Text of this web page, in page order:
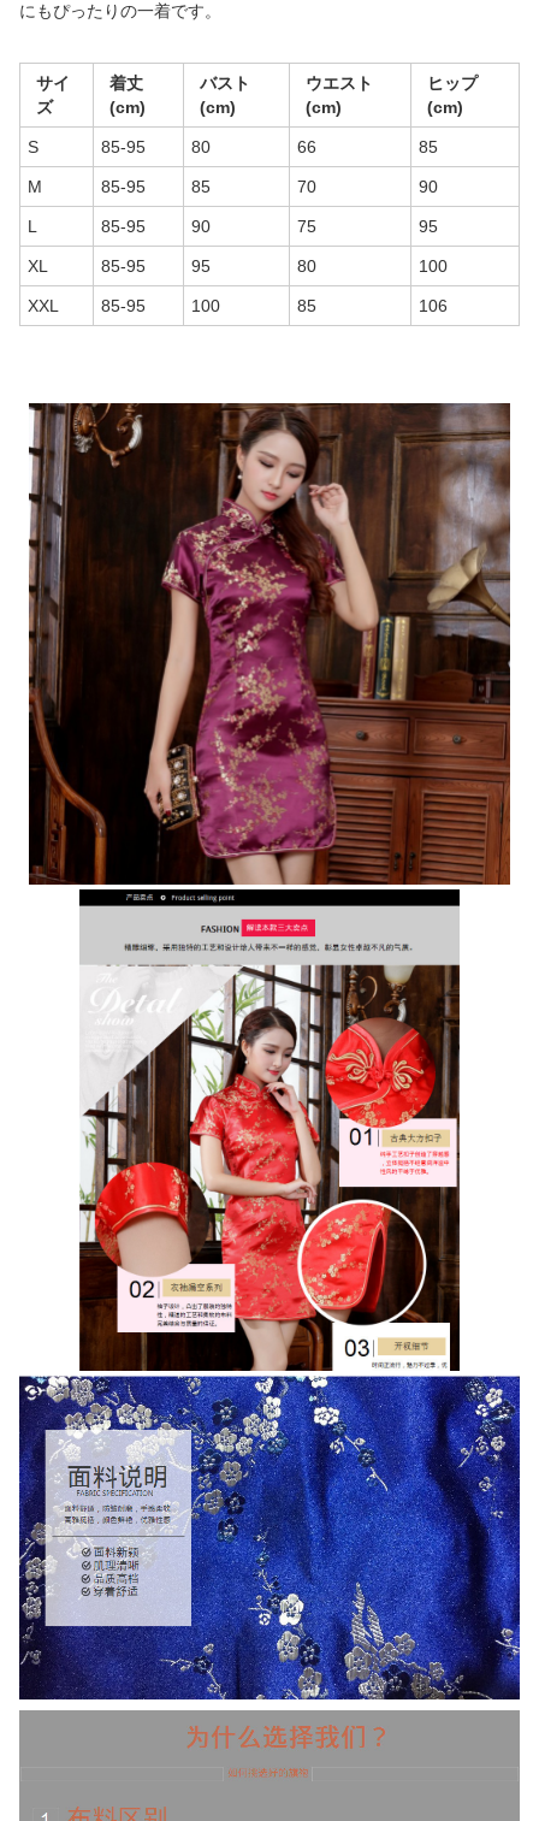
にもぴったりの一着です。
サイ
ズ
着丈
(cm)
バスト
(cm)
ウエスト
(cm)
ヒップ
(cm)
S 85-95 80 66 85
M 85-95 85 70 90
L 85-95 90 75 95
XL 85-95 95 80 100
XXL 85-95 100 85 106